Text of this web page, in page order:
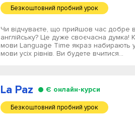
Безкоштовний пробний урок
Чи відчуваєте, що прийшов час добре
англійську? Це дуже своєчасна думка!
мови Language Time якраз набирають
мови усіх рівнів. Ви будете вчитися...
La Paz Є онлайн-курси
Безкоштовний пробний урок